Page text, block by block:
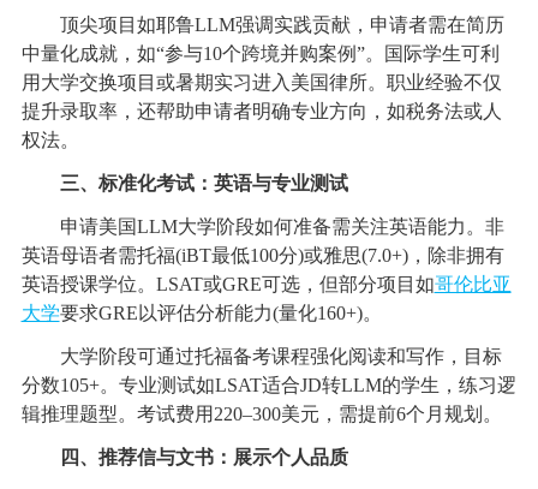
顶尖项目如耶鲁LLM强调实践贡献，申请者需在简历
中量化成就，如“参与10个跨境并购案例”。国际学生可利
用大学交换项目或暑期实习进入美国律所。职业经验不仅
提升录取率，还帮助申请者明确专业方向，如税务法或人
权法。
三、标准化考试：英语与专业测试
申请美国LLM大学阶段如何准备需关注英语能力。非
英语母语者需托福(iBT最低100分)或雅思(7.0+)，除非拥有
英语授课学位。LSAT或GRE可选，但部分项目如哥伦比亚
大学要求GRE以评估分析能力(量化160+)。
大学阶段可通过托福备考课程强化阅读和写作，目标
分数105+。专业测试如LSAT适合JD转LLM的学生，练习逻
辑推理题型。考试费用220–300美元，需提前6个月规划。
四、推荐信与文书：展示个人品质